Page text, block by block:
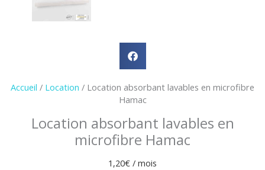
Accueil / Location / Location absorbant lavables en microfibre
Hamac
Location absorbant lavables en
microfibre Hamac
1,20€ / mois